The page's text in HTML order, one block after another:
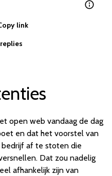
link
open web vandaag de dag
en dat het voorstel van
bedrijf af te stoten die
Dat zou nadelig
afhankelijk zijn van